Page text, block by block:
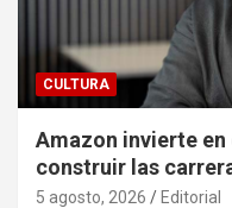
CULTURA
Amazon invierte
construir las
5 agosto, 2026 Editorial